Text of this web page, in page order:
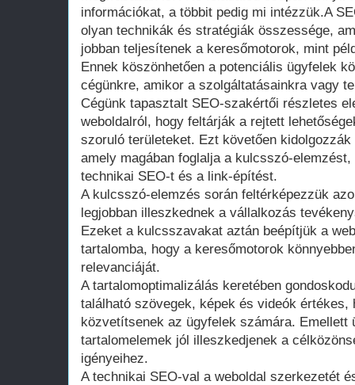
információkat, a többit pedig mi intézzük.A
olyan technikák és stratégiák összessége,
jobban teljesítenek a keresőmotorok, mint
Ennek köszönhetően a potenciális ügyfelek
cégünkre, amikor a szolgáltatásainkra vagy
Cégünk tapasztalt SEO-szakértői részletes
weboldalról, hogy feltárják a rejtett
szoruló területeket. Ezt követően
amely magában foglalja a kulcsszó-
technikai SEO-t és a link-építést.
A kulcsszó-elemzés során feltérképezzük
legjobban illeszkednek a vállalkozás
Ezeket a kulcsszavakat aztán beépítjük a
tartalomba, hogy a keresőmotorok
relevanciáját.
A tartalomoptimalizálás keretében
található szövegek, képek és videók értékes,
közvetítsenek az ügyfelek számára. Emellett
tartalomelemek jól illeszkedjenek a
igényeihez.
A technikai SEO-val a weboldal szerkezetét